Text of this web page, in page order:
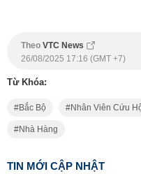
Theo VTC News
26/08/2025 17:16 (GMT +7)
Từ Khóa:
Bắc Bộ Nhân Viên Cứu
Nhà Hàng
TIN MỚI CẬP NHẬT